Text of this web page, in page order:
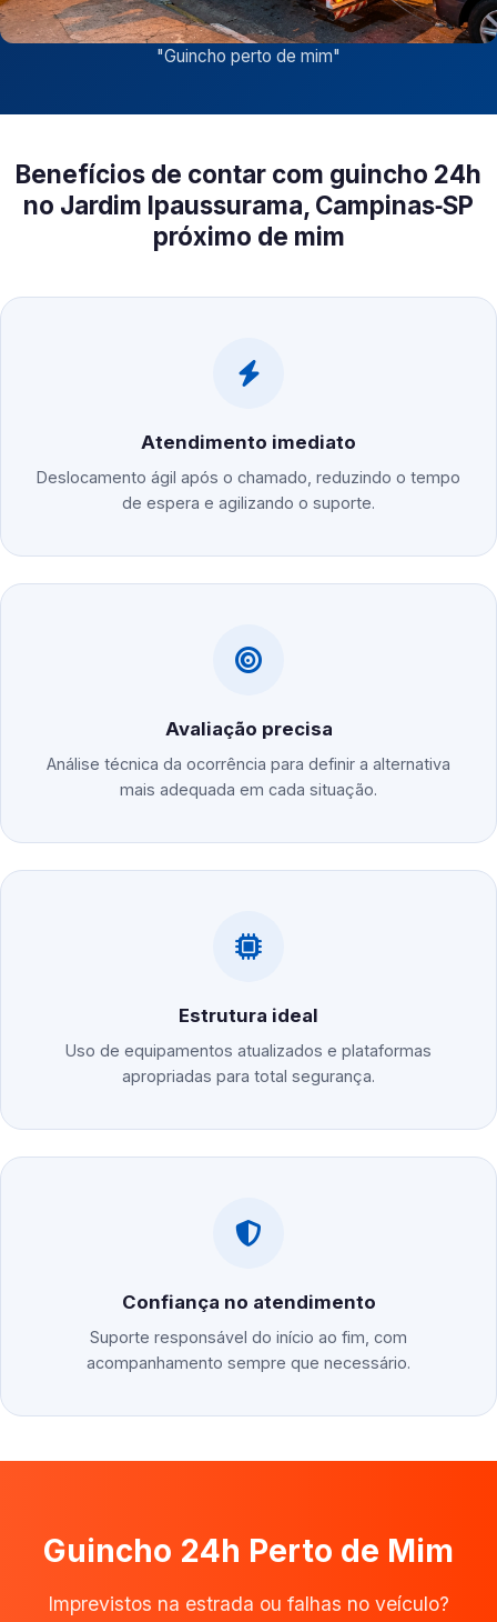
"Guincho perto de mim"
Benefícios de contar com guincho 24h
no Jardim Ipaussurama, Campinas‑SP
próximo de mim
Atendimento imediato
Deslocamento ágil após o chamado, reduzindo o tempo
de espera e agilizando o suporte.
Avaliação precisa
Análise técnica da ocorrência para definir a alternativa
mais adequada em cada situação.
Estrutura ideal
Uso de equipamentos atualizados e plataformas
apropriadas para total segurança.
Confiança no atendimento
Suporte responsável do início ao fim, com
acompanhamento sempre que necessário.
Guincho 24h Perto de Mim
Imprevistos na estrada ou falhas no veículo?